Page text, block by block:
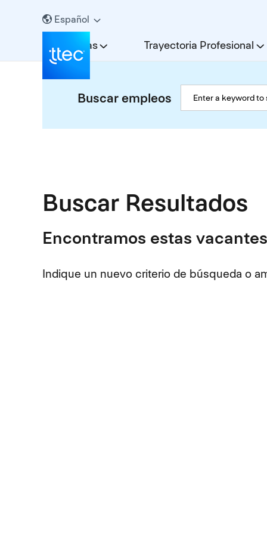
Español
Carreras Trayectoria Profesional
Buscar empleos
Buscar Resultados
Encontramos estas
Indique un nuevo criterio de búsqueda o